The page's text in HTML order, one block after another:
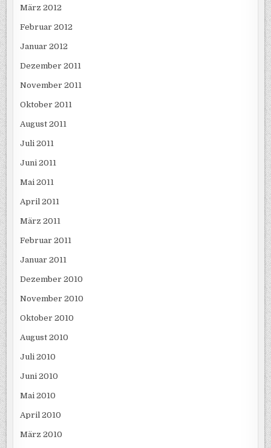
März 2012
Februar 2012
Januar 2012
Dezember 2011
November 2011
Oktober 2011
August 2011
Juli 2011
Juni 2011
Mai 2011
April 2011
März 2011
Februar 2011
Januar 2011
Dezember 2010
November 2010
Oktober 2010
August 2010
Juli 2010
Juni 2010
Mai 2010
April 2010
März 2010